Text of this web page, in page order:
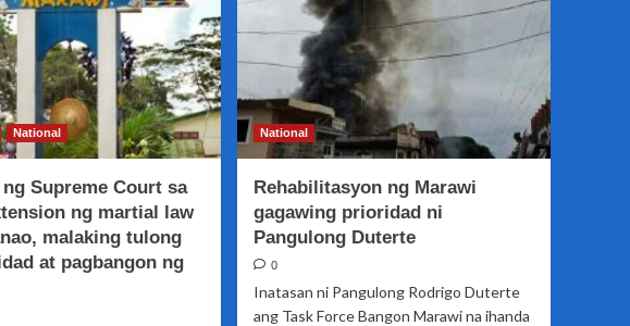
National
Supreme Court sa
ng martial law
malaking tulong
at pagbangon ng
National
Rehabilitasyon ng Marawi
gagawing prioridad ni
Pangulong Duterte
0
Inatasan ni Pangulong Rodrigo Duterte
ang Task Force Bangon Marawi na ihanda